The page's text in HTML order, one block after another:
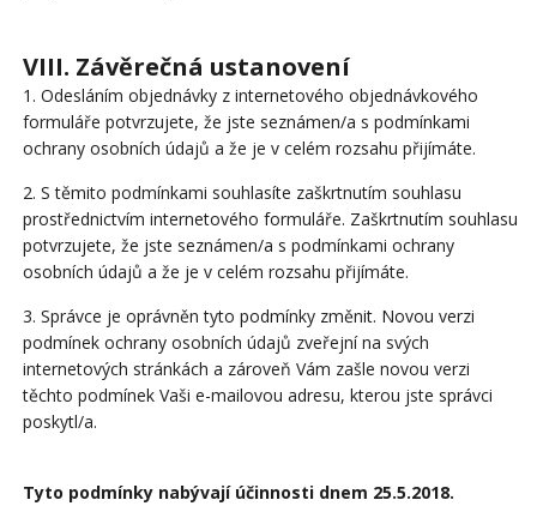
VIII. Závěrečná ustanovení
1. Odesláním objednávky z internetového objednávkového
formuláře potvrzujete, že jste seznámen/a s podmínkami
ochrany osobních údajů a že je v celém rozsahu přijímáte.
2. S těmito podmínkami souhlasíte zaškrtnutím souhlasu
prostřednictvím internetového formuláře. Zaškrtnutím souhlasu
potvrzujete, že jste seznámen/a s podmínkami ochrany
osobních údajů a že je v celém rozsahu přijímáte.
3. Správce je oprávněn tyto podmínky změnit. Novou verzi
podmínek ochrany osobních údajů zveřejní na svých
internetových stránkách a zároveň Vám zašle novou verzi
těchto podmínek Vaši e-mailovou adresu, kterou jste správci
poskytl/a.
Tyto podmínky nabývají účinnosti dnem 25.5.2018.